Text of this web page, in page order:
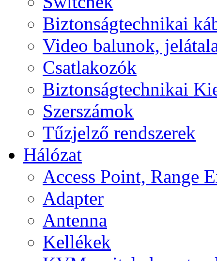
Biztonságtechnikai
Video balunok,
Csatlakozók
Biztonságtechnikai
Szerszámok
Tűzjelző rendszerek
Hálózat
Access Point, Range
Adapter
Antenna
Kellékek